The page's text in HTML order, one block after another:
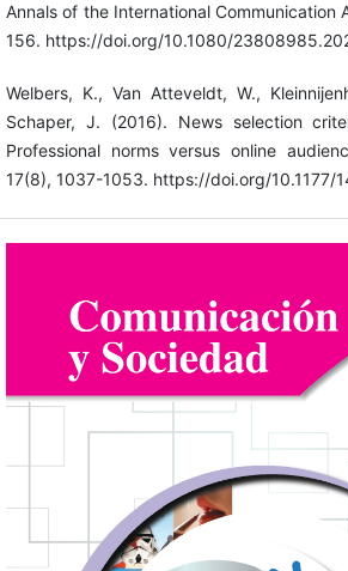
Annals of the International Communication
156. https://doi.org/10.1080/
Welbers, K., Van Atteveldt, W.,
Schaper, J. (2016). News selection
Professional norms versus online
17(8), 1037-1053. https://doi.org/10.1177/